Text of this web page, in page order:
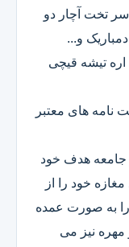
سر تخت آچار دو
و...
اره تیشه قیچی
نامه های معتبر
جامعه هدف خود
خود را از
را به صورت عمده
مهره نیز می